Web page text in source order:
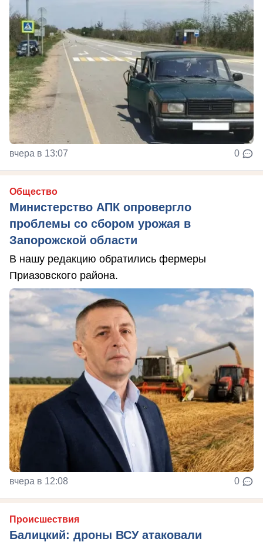
вчера в 13:07 0
Общество
Министерство АПК опровергло
проблемы со сбором урожая в
Запорожской области
В нашу редакцию обратились фермеры
Приазовского района.
вчера в 12:08 0
Происшествия
Балицкий: дроны ВСУ атаковали